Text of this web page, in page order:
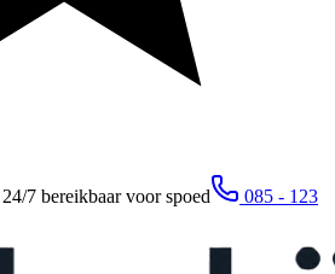
7 bereikbaar voor spoed
085 - 123